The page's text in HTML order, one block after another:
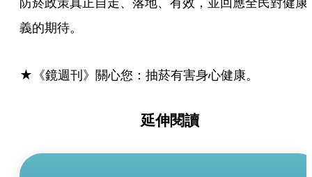
義的期待。
★《鏡週刊》關心您：抽菸有害身心健康。
延伸閱讀